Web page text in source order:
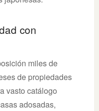
con
miles de
de propiedades
vasto catálogo
adosadas,